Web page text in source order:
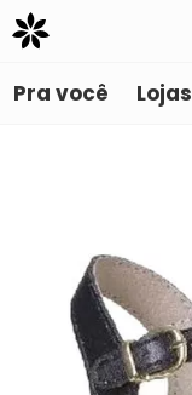
Pra você Lojas